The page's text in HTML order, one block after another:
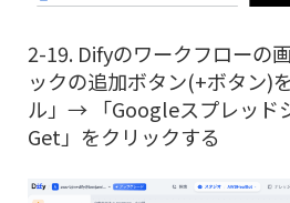
2-19. Difyのワークフローの
ックの追加ボタン(+ボタン)
ル」→ 「Googleスプレッド
Get」をクリックする